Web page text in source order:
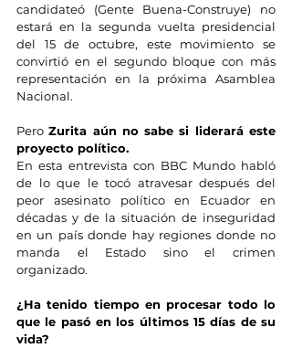
candidateó (Gente Buena-Construye) no
estará en la segunda vuelta presidencial
del 15 de octubre, este movimiento se
convirtió en el segundo bloque con más
representación en la próxima Asamblea
Nacional.
Pero Zurita aún no sabe si liderará este
proyecto político.
En esta entrevista con BBC Mundo habló
de lo que le tocó atravesar después del
peor asesinato político en Ecuador en
décadas y de la situación de inseguridad
en un país donde hay regiones donde no
manda el Estado sino el crimen
organizado.
¿Ha tenido tiempo en procesar todo lo
que le pasó en los últimos 15 días de su
vida?